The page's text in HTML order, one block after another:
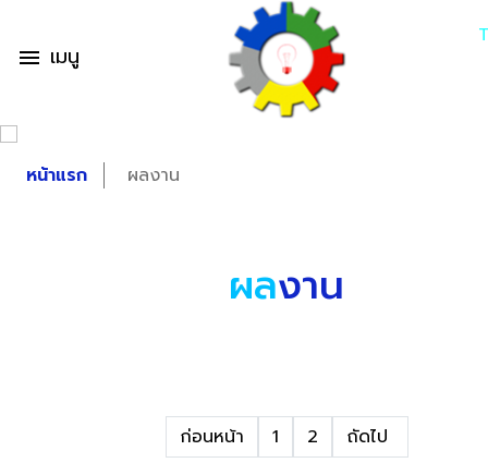
menu เมนู
หน้าแรก ผลงาน
ผลงาน
ก่อนหน้า 1 2 ถัดไป